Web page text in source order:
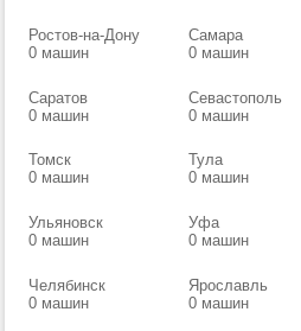
Ростов-на-Дону
0 машин
Самара
0 машин
Саратов
0 машин
Севастополь
0 машин
Томск
0 машин
Тула
0 машин
Ульяновск
0 машин
Уфа
0 машин
Челябинск
0 машин
Ярославль
0 машин